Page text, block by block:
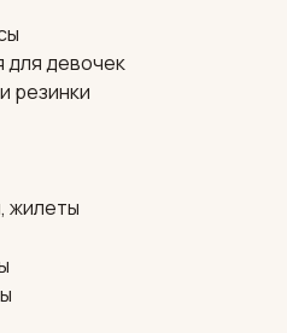
для девочек
резинки
жилеты